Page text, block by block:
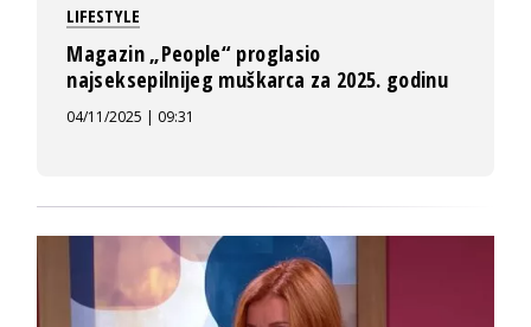
LIFESTYLE
Magazin „People“ proglasio
najseksepilnijeg muškarca za 2025. godinu
04/11/2025 | 09:31